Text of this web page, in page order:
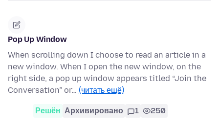
Pop Up Window
When scrolling down I choose to read an article in a
new window. When I open the new window, on the
right side, a pop up window appears titled “Join the
Conversation” or… (читать ещё)
Решён Архивировано 1 250